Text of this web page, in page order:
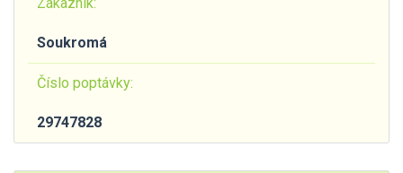
Soukromá
Číslo poptávky:
29747828